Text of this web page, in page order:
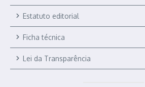
Estatuto editorial
Ficha técnica
Lei da Transparência